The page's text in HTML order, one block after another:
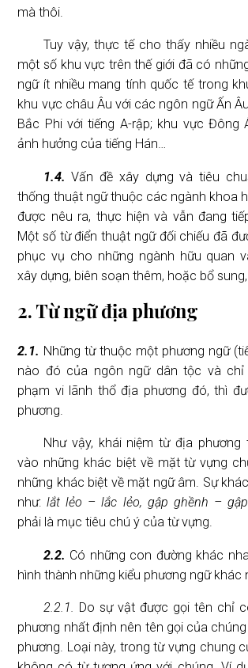
mà thôi.
Tuy vậy, thực tế cho thấy nhiều
một số khu vực trên thế giới đã có
ngữ ít nhiều mang tính quốc tế trong
khu vực châu Âu với các ngôn ngữ Ấn
Bắc Phi với tiếng A-rập; khu vực Đông
ảnh hưởng của tiếng Hán…
1.4. Vấn đề xây dựng và tiêu
thống thuật ngữ thuộc các ngành khoa
được nêu ra, thực hiện và vẫn đang
Một số từ điển thuật ngữ đối chiếu đã
phục vụ cho những ngành hữu quan
xây dựng, biên soạn thêm, hoặc bổ sung,
2. Từ ngữ địa phương
2.1. Những từ thuộc một phương ngữ
nào đó của ngôn ngữ dân tộc và chỉ
phạm vi lãnh thổ địa phương đó, thì
phương.
Như vậy, khái niệm từ địa phương
vào những khác biệt về mặt từ vựng
những khác biệt về mặt ngữ âm. Sự
như:lắt lẻo – lắc lẻo, gập ghềnh –
phải là mục tiêu chú ý của từ vựng.
2.2. Có những con đường khác
hình thành những kiểu phương ngữ khác
2.2.1.
Do sự vật được gọi tên chỉ
phương nhất định nên tên gọi của
phương. Loại này, trong từ vựng chung